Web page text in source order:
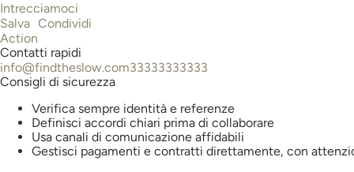
Intrecciamoci
Salva
Action
Condividi
Contatti rapidi
info@findtheslow.com33333333333
Consigli di sicurezza
Verifica sempre identità e referenze
Definisci accordi chiari prima di collaborare
Usa canali di comunicazione affidabili
Gestisci pagamenti e contratti direttamente, con